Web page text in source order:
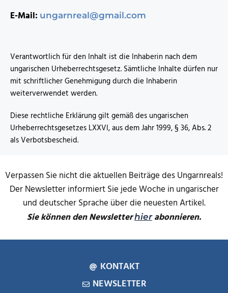
E-Mail: ungarnreal@gmail.com
Verantwortlich für den Inhalt ist die Inhaberin nach dem
ungarischen Urheberrechtsgesetz. Sämtliche Inhalte dürfen nur
mit schriftlicher Genehmigung durch die Inhaberin
weiterverwendet werden.
Diese rechtliche Erklärung gilt gemäß des ungarischen
Urheberrechtsgesetzes LXXVI, aus dem Jahr 1999, § 36, Abs. 2
als Verbotsbescheid.
Verpassen Sie nicht die aktuellen Beiträge des Ungarnreals!
Der Newsletter informiert Sie jede Woche in ungarischer
und deutscher Sprache über die neuesten Artikel.
Sie können den Newsletterhierabonnieren.
KONTAKT
NEWSLETTER